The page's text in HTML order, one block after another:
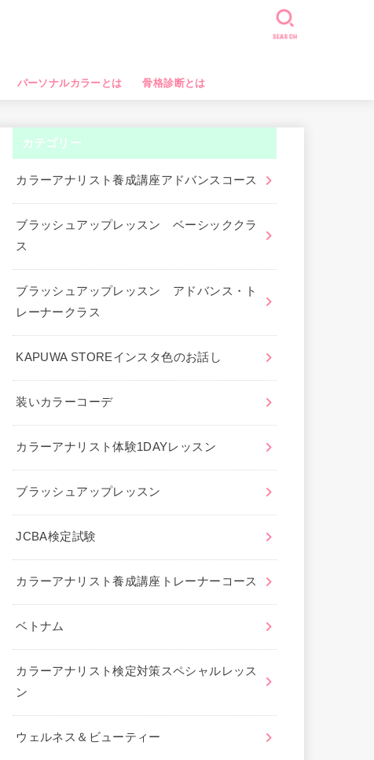
パーソナルカラーとは 骨格診断とは
SEARCH
カテゴリー
カラーアナリスト養成講座アドバンスコース
ブラッシュアップレッスン ベーシッククラ
ス
ブラッシュアップレッスン アドバンス・ト
レーナークラス
KAPUWA STOREインスタ色のお話し
装いカラーコーデ
カラーアナリスト体験1DAYレッスン
ブラッシュアップレッスン
JCBA検定試験
カラーアナリスト養成講座トレーナーコース
ベトナム
カラーアナリスト検定対策スペシャルレッス
ン
ウェルネス＆ビューティー